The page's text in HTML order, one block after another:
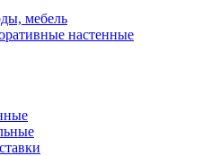
мебель
настенные